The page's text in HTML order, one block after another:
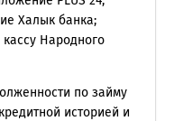
Халык банка;
Народного
по займу
историей и